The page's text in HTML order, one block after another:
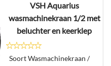
€125,33
€63,90
VSH Aquarius
wasmachinekraan 1/2 met
beluchter en keerklep
Soort Wasmachinekraan /